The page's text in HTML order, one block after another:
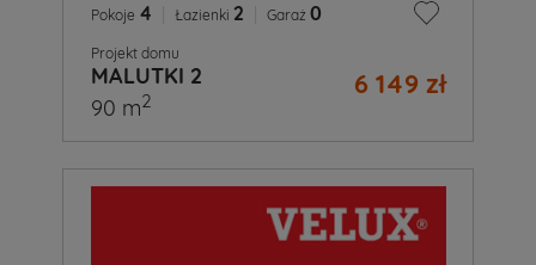
Pokoje 4 Łazienki 2 Garaż 0
Projekt domu
MALUTKI 2 6 149 zł
90 m2